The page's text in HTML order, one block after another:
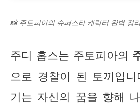
📸 주토피아의 슈퍼스타 캐릭터 완벽 정
주디 홉스는 주토피아의
으로 경찰이 된 토끼입
기는 자신의 꿈을 향해